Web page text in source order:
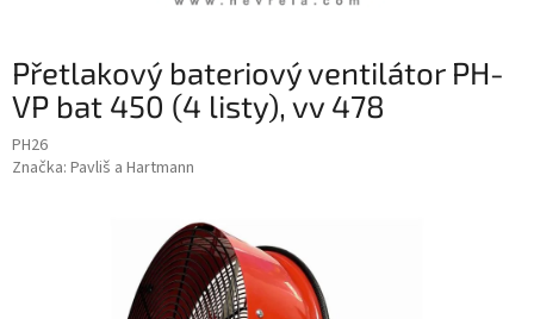
Přetlakový bateriový ventilátor PH-
VP bat 450 (4 listy), vv 478
PH26
Značka: Pavliš a Hartmann